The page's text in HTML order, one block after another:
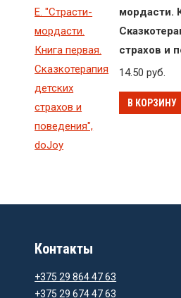
мордасти.
страхов и
14.50руб.
В КОРЗИНУ
Контакты
+375 29 864 47 63
+375 29 674 47 63